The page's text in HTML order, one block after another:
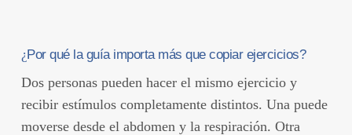
¿Por qué la guía importa más que copiar ejercicios?
Dos personas pueden hacer el mismo ejercicio y
recibir estímulos completamente distintos. Una puede
moverse desde el abdomen y la respiración. Otra